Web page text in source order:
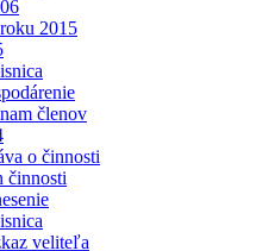
2015
členov
o činnosti
činnosti
veliteľa